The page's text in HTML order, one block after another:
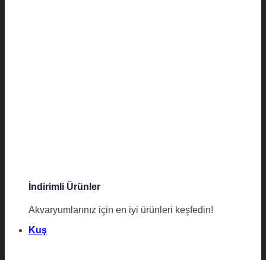
İndirimli Ürünler
Akvaryumlarınız için en iyi ürünleri keşfedin!
Kuş